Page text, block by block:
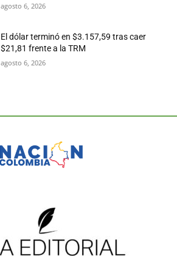
agosto 6, 2026
El dólar terminó en $3.157,59 tras caer
$21,81 frente a la TRM
agosto 6, 2026